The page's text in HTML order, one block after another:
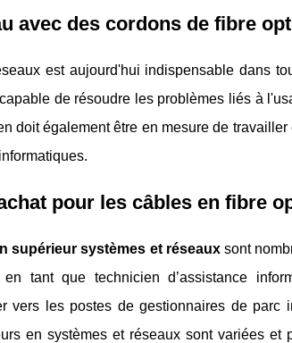
avec des cordons de fibre
est aujourd'hui indispensable dans
de résoudre les problèmes liés à
doit également être en mesure de
pour les câbles en fibre
supérieur systèmes et réseauxsont
tant que technicien d’assistance
vers les postes de gestionnaires de parc
en systèmes et réseaux sont variées et